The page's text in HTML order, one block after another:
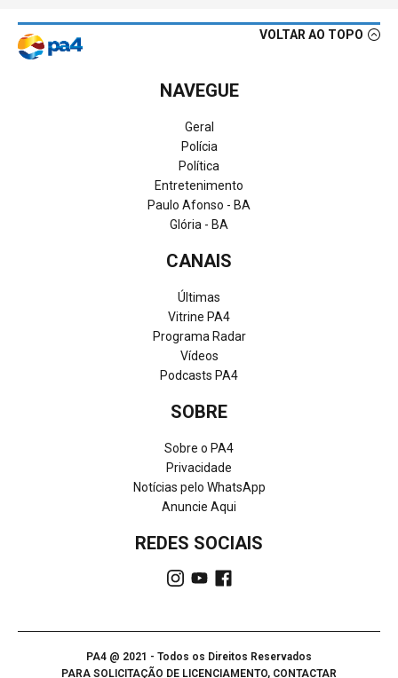
VOLTAR AO TOPO
NAVEGUE
Geral
Polícia
Política
Entretenimento
Paulo Afonso - BA
Glória - BA
CANAIS
Últimas
Vitrine PA4
Programa Radar
Vídeos
Podcasts PA4
SOBRE
Sobre o PA4
Privacidade
Notícias pelo WhatsApp
Anuncie Aqui
REDES SOCIAIS
PA4 @ 2021 - Todos os Direitos Reservados
PARA SOLICITAÇÃO DE LICENCIAMENTO, CONTACTAR